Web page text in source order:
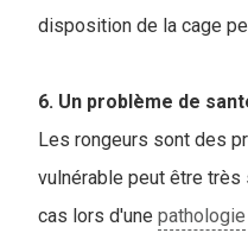
disposition de la cage
6. Un problème de
Les rongeurs sont des
vulnérable peut être
cas lors d'une pathologie